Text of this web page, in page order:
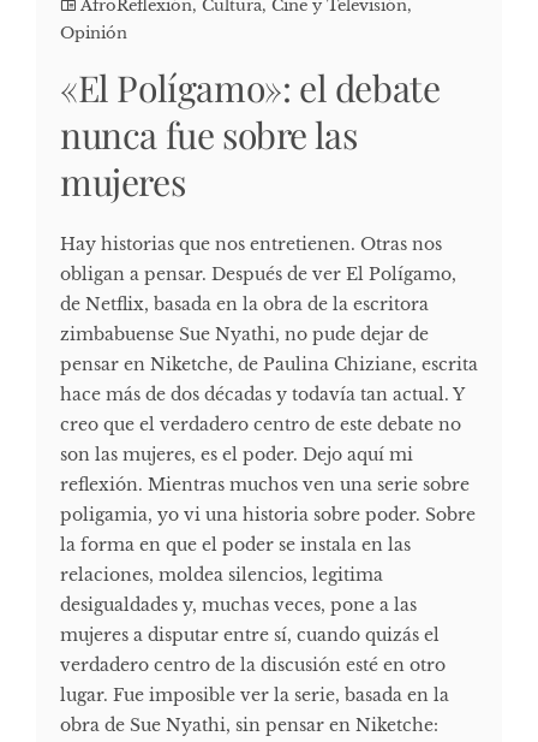
AfroReflexión, Cultura, Cine y Televisión,
Opinión
«El Polígamo»: el debate
nunca fue sobre las
mujeres
Hay historias que nos entretienen. Otras nos
obligan a pensar. Después de ver El Polígamo,
de Netflix, basada en la obra de la escritora
zimbabuense Sue Nyathi, no pude dejar de
pensar en Niketche, de Paulina Chiziane, escrita
hace más de dos décadas y todavía tan actual. Y
creo que el verdadero centro de este debate no
son las mujeres, es el poder. Dejo aquí mi
reflexión. Mientras muchos ven una serie sobre
poligamia, yo vi una historia sobre poder. Sobre
la forma en que el poder se instala en las
relaciones, moldea silencios, legitima
desigualdades y, muchas veces, pone a las
mujeres a disputar entre sí, cuando quizás el
verdadero centro de la discusión esté en otro
lugar. Fue imposible ver la serie, basada en la
obra de Sue Nyathi, sin pensar en Niketche: